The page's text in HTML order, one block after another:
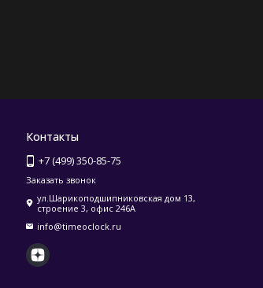
Контакты
+7 (499) 350-85-75
Заказать звонок
ул.Шарикоподшипниковская дом 13,
строение 3, офис 246А
info@timeoclock.ru